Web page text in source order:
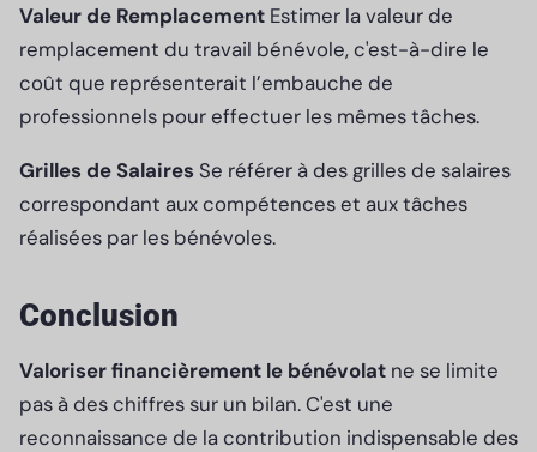
Valeur de Remplacement Estimer la valeur de
remplacement du travail bénévole, c'est-à-dire le
coût que représenterait l’embauche de
professionnels pour effectuer les mêmes tâches.
Grilles de Salaires Se référer à des grilles de salaires
correspondant aux compétences et aux tâches
réalisées par les bénévoles.
Conclusion
Valoriser financièrement le bénévolat ne se limite
pas à des chiffres sur un bilan. C'est une
reconnaissance de la contribution indispensable des